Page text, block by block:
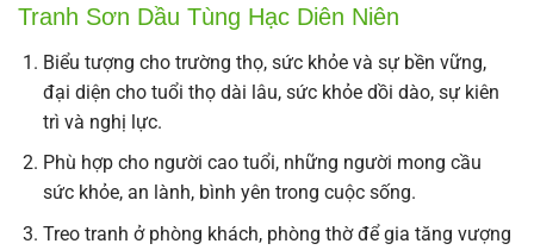
Tranh Sơn Dầu Tùng Hạc Diên Niên
Biểu tượng cho trường thọ, sức khỏe và sự bền vững,
đại diện cho tuổi thọ dài lâu, sức khỏe dồi dào, sự kiên
trì và nghị lực.
Phù hợp cho người cao tuổi, những người mong cầu
sức khỏe, an lành, bình yên trong cuộc sống.
Treo tranh ở phòng khách, phòng thờ để gia tăng vượng